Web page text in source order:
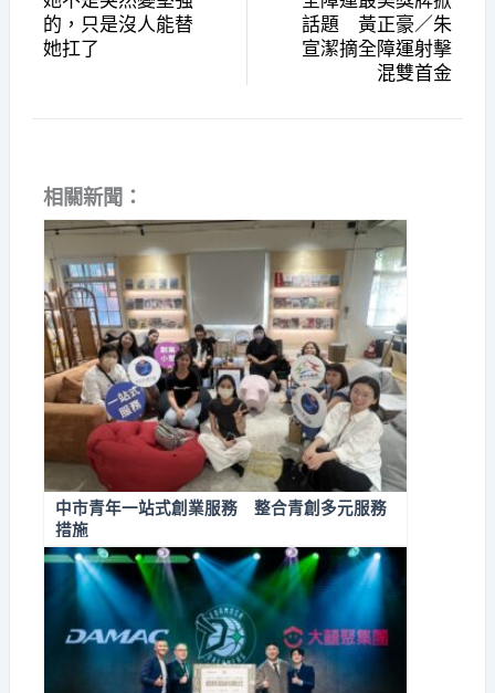
的，只是沒人能替
她扛了
話題 黃正豪／朱
宣潔摘全障運射擊
混雙首金
相關新聞：
中市青年一站式創業服務 整合青創多元服務
措施